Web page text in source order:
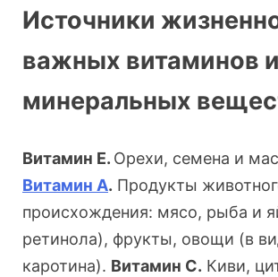
Источники
важных витаминов и
минеральных
Витамин Е. Орехи, семена и
Витамин А. Продукты
происхождения: мясо, рыба и
ретинола), фрукты, овощи (в
каротина). Витамин С. Киви,